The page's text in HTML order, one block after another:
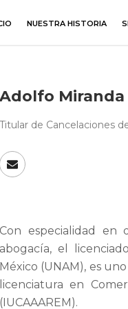
NUESTRA HISTORIA
Adolfo Miranda
Titular de Cancelaciones
Con especialidad en
abogacía, el
México (UNAM), es
licenciatura en
(IUCAAAREM).